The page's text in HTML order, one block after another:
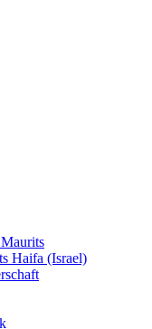
Haifa (Israel)